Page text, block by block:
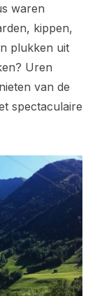
waren
kippen,
plukken uit
Uren
van de
spectaculaire